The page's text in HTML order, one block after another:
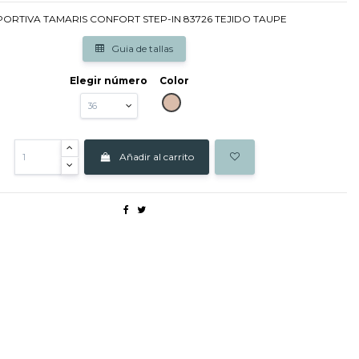
TAMARIS CONFORT STEP-IN 83726 TEJIDO TAUPE
Guia de tallas
Elegir número
Color
TAUPE
Añadir al carrito